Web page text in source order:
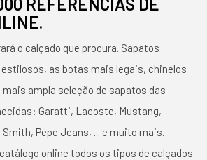
o calçado que procura. Sapatos
as botas mais legais, chinelos
ampla seleção de sapatos das
Garatti, Lacoste, Mustang,
Pepe Jeans, ... e muito mais.
online todos os tipos de calçados